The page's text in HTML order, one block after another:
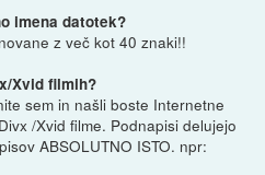
imena datotek?
z več kot 40 znaki!!
Xvid filmih?
sem in našli boste Internetne
/Xvid filme. Podnapisi delujejo
ABSOLUTNO ISTO. npr: